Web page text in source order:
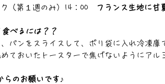
（第１週のみ）14：00
フランス生地に甘
べるには？？
パンをスライスして、ポリ袋に入れ冷凍庫
ておいたトースターで焦げないようにアル
らのお願いです♪